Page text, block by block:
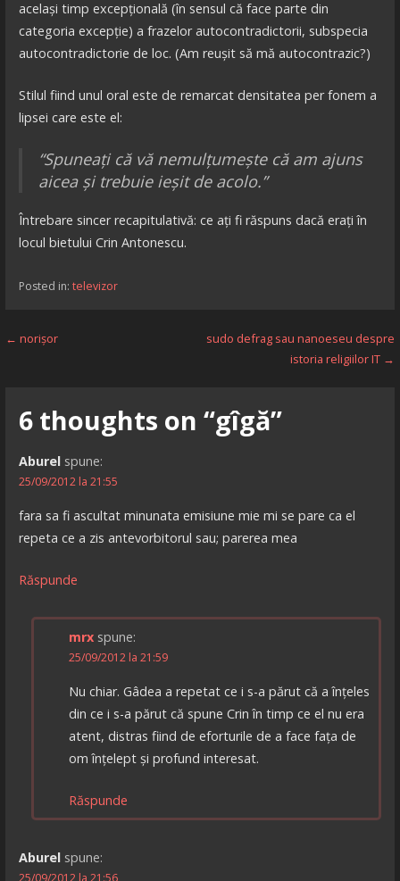
același timp excepțională (în sensul că face parte din
categoria excepție) a frazelor autocontradictorii, subspecia
autocontradictorie de loc. (Am reușit să mă autocontrazic?)
Stilul fiind unul oral este de remarcat densitatea per fonem a
lipsei care este el:
“Spuneați că vă nemulțumește că am ajuns
aicea și trebuie ieșit de acolo.”
Întrebare sincer recapitulativă: ce ați fi răspuns dacă erați în
locul bietului Crin Antonescu.
Posted in: televizor
Navigare
articole
← norișor
sudo defrag sau nanoeseu despre
istoria religiilor IT →
6 thoughts on “gîgă”
Aburel spune:
25/09/2012 la 21:55
fara sa fi ascultat minunata emisiune mie mi se pare ca el
repeta ce a zis antevorbitorul sau; parerea mea
Răspunde
mrx spune:
25/09/2012 la 21:59
Nu chiar. Gâdea a repetat ce i s-a părut că a înțeles
din ce i s-a părut că spune Crin în timp ce el nu era
atent, distras fiind de eforturile de a face fața de
om înțelept și profund interesat.
Răspunde
Aburel spune:
25/09/2012 la 21:56